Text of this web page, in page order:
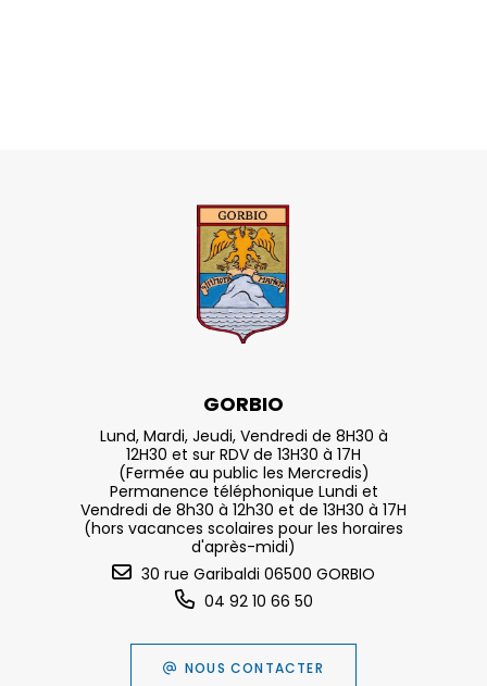
GORBIO
Lund, Mardi, Jeudi, Vendredi de 8H30 à
12H30 et sur RDV de 13H30 à 17H
(Fermée au public les Mercredis)
Permanence téléphonique Lundi et
Vendredi de 8h30 à 12h30 et de 13H30 à 17H
(hors vacances scolaires pour les horaires
d'après-midi)
30 rue Garibaldi 06500 GORBIO
04 92 10 66 50
NOUS CONTACTER